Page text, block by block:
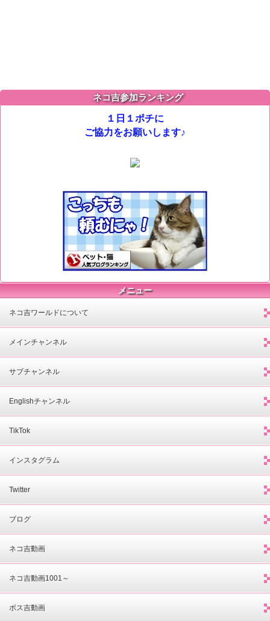
ネコ吉参加ランキング
１日１ポチに
ご協力をお願いします♪
メニュー
ネコ吉ワールドについて
メインチャンネル
サブチャンネル
Englishチャンネル
TikTok
インスタグラム
Twitter
ブログ
ネコ吉動画
ネコ吉動画1001～
ボス吉動画